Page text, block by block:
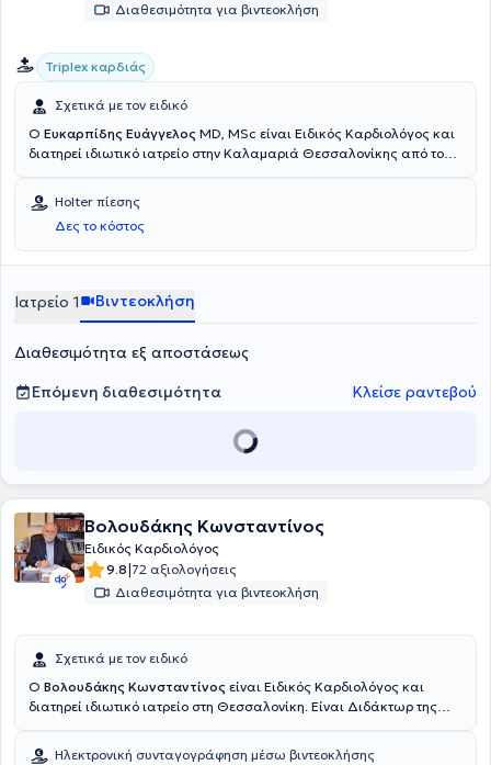
Διαθεσιμότητα για βιντεοκλήση
Triplex καρδιάς
Σχετικά με τον ειδικό
Ο Ευκαρπίδης Ευάγγελος MD, MSc είναι Ειδικός Καρδιολόγος και
διατηρεί ιδιωτικό ιατρείο στην Καλαμαριά Θεσσαλονίκης από το
Πανεπιστημίου Θεσσαλονίκης και είναι κάτοχος μεταπτυχιακού
διπλώματος στην Ιατρική Έρευνα, από το ίδιο πανεπιστήμιο.
Εκπαιδεύτηκε στην Παθολογία και στην Καρδιολογία στο Γενικό
Νοσοκομείο Ξάνθης, ολοκλήρωσε την ειδικότητα του στην
"Παπανικολάου" και ήταν υπότροφος της Ελληνικής Καρδιολογικής
Εταιρείας. Στο ιδιωτικό του ιατρείο, σε έναν μοντέρνο, καλαίσθητο
υπηρεσιών, εξατομικευμένες για τις ανάγκες του κάθε ασθενούς.
Holter πίεσης
Δες το κόστος
Ιατρείο 1 Βιντεοκλήση
Διαθεσιμότητα εξ αποστάσεως
Επόμενη διαθεσιμότητα
Κλείσε ραντεβού
Βολουδάκης Κωνσταντίνος
Ειδικός Καρδιολόγος
9.8|72 αξιολογήσεις
Διαθεσιμότητα για βιντεοκλήση
Σχετικά με τον ειδικό
Ο Βολουδάκης Κωνσταντίνος είναι Ειδικός Καρδιολόγος και
διατηρεί ιδιωτικό ιατρείο στη Θεσσαλονίκη. Είναι Διδάκτωρ της
πτυχιούχος της Ιατρικής Σχολής του Αριστοτελείου Πανεπιστημίου
Ηλεκτρονική συνταγογράφηση μέσω βιντεοκλήσης